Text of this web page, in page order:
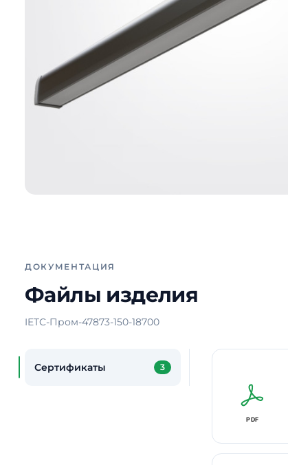
ДОКУМЕНТАЦИЯ
Файлы изделия
IETC-Пром-47873-150-18700
Сертификаты 3